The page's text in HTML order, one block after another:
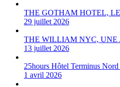
THE GOTHAM HOTEL,
29 juillet 2026
THE WILLIAM NYC, UNE
13 juillet 2026
25hours Hôtel Terminus Nord
1 avril 2026